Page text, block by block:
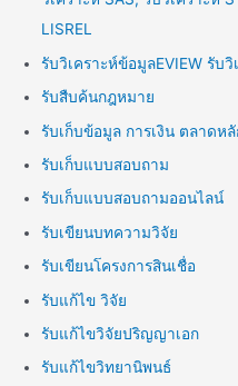
LISREL
รับวิเคราะห์ข้อมูลEVIEW รับวิ
รับสืบค้นกฎหมาย
รับเก็บข้อมูล การเงิน ตลาดห
รับเก็บแบบสอบถาม
รับเก็บแบบสอบถามออนไลน์
รับเขียนบทความวิจัย
รับเขียนโครงการสินเชื่อ
รับแก้ไข วิจัย
รับแก้ไขวิจัยปริญญาเอก
รับแก้ไขวิทยานิพนธ์